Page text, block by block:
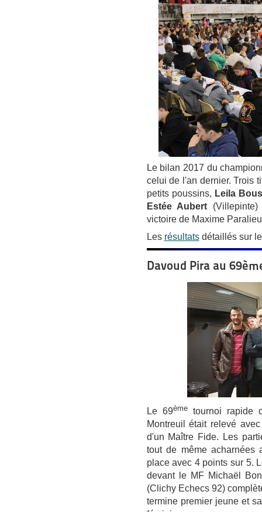
Le bilan 2017 du
celui de l'an dernier. Trois
petits poussins, Leila
Estée Aubert
victoire de Maxime
Les résultatsdétaillés sur
Davoud Pira au
Le 69èmetournoi rapide
Montreuil était relevé
d'un Maître Fide. Les
tout de même
place avec 4 points sur 5.
devant le MF Michaël
(Clichy Echecs 92)
termine premier jeune et